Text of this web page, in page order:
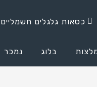
כסאות גלגלים חשמליים
נמכר בלוג